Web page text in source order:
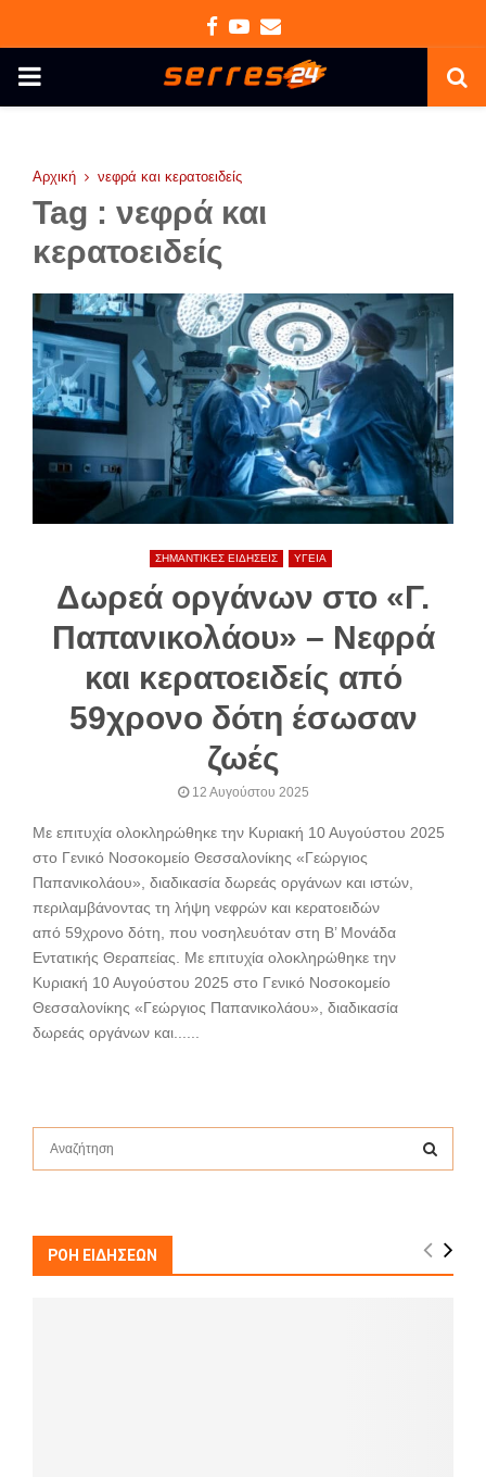
Facebook
Youtube
Email
PRIMARY
Αρχική νεφρά και κερατοειδείς
Tag : νεφρά και
κερατοειδείς
ΣΗΜΑΝΤΙΚΕΣ ΕΙΔΗΣΕΙΣ ΥΓΕΙΑ
Δωρεά οργάνων στο «Γ.
Παπανικολάου» – Νεφρά
και κερατοειδείς από
59χρονο δότη έσωσαν
ζωές
12 Αυγούστου 2025
Με επιτυχία ολοκληρώθηκε την Κυριακή 10 Αυγούστου 2025
στο Γενικό Νοσοκομείο Θεσσαλονίκης «Γεώργιος
Παπανικολάου», διαδικασία δωρεάς οργάνων και ιστών,
περιλαμβάνοντας τη λήψη νεφρών και κερατοειδών
από 59χρονο δότη, που νοσηλευόταν στη Β’ Μονάδα
Εντατικής Θεραπείας. Με επιτυχία ολοκληρώθηκε την
Κυριακή 10 Αυγούστου 2025 στο Γενικό Νοσοκομείο
Θεσσαλονίκης «Γεώργιος Παπανικολάου», διαδικασία
δωρεάς οργάνων και......
f
A
ΡΟΗ ΕΙΔΗΣΕΩΝ